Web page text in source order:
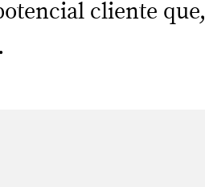
cliente que,